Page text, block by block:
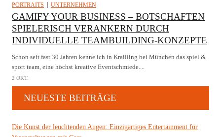
PORTRAITS UNTERNEHMEN
GAMIFY YOUR BUSINESS – BOTSCHAFTEN
SPIELERISCH VERANKERN DURCH
INDIVIDUELLE TEAMBUILDING-KONZEPTE
Schon seit fast 30 Jahren kenne ich in Krailling bei München das spiel &
sport team, eine höchst kreative Eventschmiede....
2 OKT.
NEUESTE BEITRÄGE
Die Kunst der leuchtenden Augen: Einzigartiges Entertainment für